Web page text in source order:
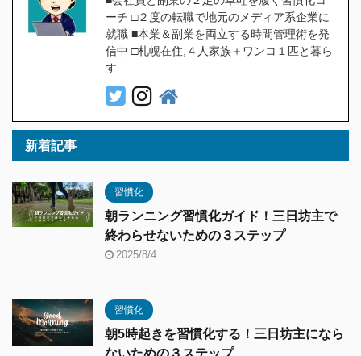
ーチ □２度の転職で地元のメディア系企業に
就職 ■本業＆副業を両立する時間管理術を発
信中 □札幌在住,４人家族＋ワンコ１匹と暮ら
す
新着記事
習慣化
朝ランニング習慣化ガイド！三日坊主で
終わらせないための３ステップ
2025/8/4
習慣化
朝5時起きを習慣化する！三日坊主になら